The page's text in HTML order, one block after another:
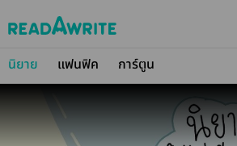
นิยาย แฟนฟิค การ์ตูน